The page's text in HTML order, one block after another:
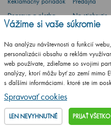
Doprava a platba
Zásady spracovania
súborov cookies
Na stiahnutie
Konfigurátor
partnerov
Katalóg na
stiahnutie
Vzorkovník
Vážime si vaše súkromie
Na analýzu návštevnosti a funkcií
personalizácii obsahu a reklám
web používate, zdieľame so svojimi
analýzy, ktorí môžu byť zo zemí mimo
s ďalšími informáciami, ktoré ste im
že používate ich služby.
Spravovať cookies
LEN NEVYHNUTNÉ PRIJAŤ VŠETKO